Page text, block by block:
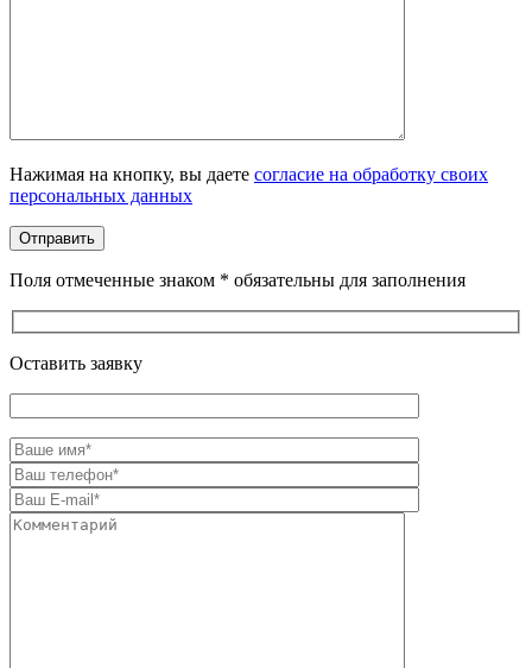
Нажимая на кнопку, вы даете согласие на обработку своих
персональных данных
Поля отмеченные знаком * обязательны для заполнения
Оставить заявку